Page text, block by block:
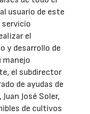
usuario de este
servicio
el
y desarrollo de
manejo
el subdirector
de ayudas de
José Soler,
de cultivos